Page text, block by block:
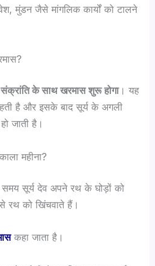
मुंडन जैसे मांगलिक कार्यों को टालने
संक्रांति के साथ खरमास शुरू होगा। यह
है और इसके बाद सूर्य के अगली
जाती है।
महीना?
समय सूर्य देव अपने रथ के घोड़ों को
रथ को खिंचवाते हैं।
कहा जाता है।